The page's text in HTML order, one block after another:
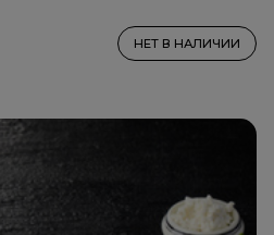
НЕТ В НАЛИЧИИ